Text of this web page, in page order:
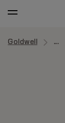
Goldwell ...